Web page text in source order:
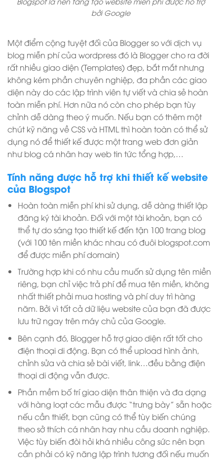
bởi Google
Một điểm cộng tuyệt đối của Blogger so với dịch vụ
blog miễn phí của wordpress đó là Blogger cho ra đời
rất nhiều giao diện (Templates) đẹp, bắt mắt nhưng
không kém phần chuyên nghiệp, đa phần các giao
diện này do các lập trình viên tự viết và chia sẻ hoàn
toàn miễn phí. Hơn nữa nó còn cho phép bạn tùy
chỉnh dễ dàng theo ý muốn. Nếu bạn có thêm một
chút kỹ năng về CSS và HTML thì hoàn toàn có thể sử
dụng nó để thiết kế được một trang web đơn giản
như blog cá nhân hay web tin tức tổng hợp,…
Tính năng được hỗ trợ khi thiết kế website
của Blogspot
Hoàn toàn miễn phí khi sử dụng, dễ dàng thiết lập
đăng ký tài khoản. Đối với một tài khoản, bạn có
thể tự do sáng tạo thiết kế đến tận 100 trang blog
(với 100 tên miền khác nhau có đuôi blogspot.com
để được miễn phí domain)
Trường hợp khi có nhu cầu muốn sử dụng tên miền
riêng, bạn chỉ việc trả phí để mua tên miền, không
nhất thiết phải mua hosting và phí duy trì hàng
năm. Bởi vì tất cả dữ liệu website của bạn đã được
lưu trữ ngay trên máy chủ của Google.
Bên cạnh đó, Blogger hỗ trợ giao diện rất tốt cho
điện thoại di động. Bạn có thể upload hình ảnh,
chỉnh sửa và chia sẻ bài viết, link…đều bằng điện
thoại di động vẫn được.
Phần mềm bố trí giao diện thân thiện và đa dạng
với hàng loạt các mẫu được “trưng bày” sẵn hoặc
nếu cần thiết, bạn cũng có thể tùy biến chúng
theo sở thích cá nhân hay nhu cầu doanh nghiệp.
Việc tùy biến đòi hỏi khá nhiều công sức nên bạn
cần phải có kỹ năng lập trình tương đối nếu muốn